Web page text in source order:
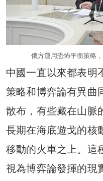
俄方運用恐怖平衡策略
中國一直以來都表明
策略和博弈論有異曲
散布，有些藏在山脈
長期在海底遊戈的核
移動的火車之上。這
視為博弈論發揮的現